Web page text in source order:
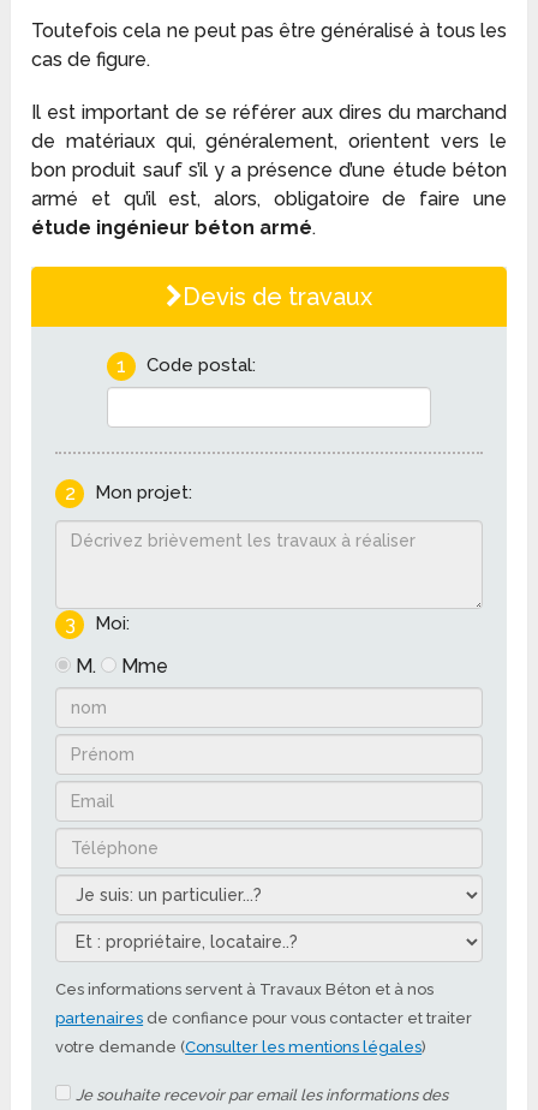
Toutefois cela ne peut pas être généralisé à tous les
cas de figure.
Il est important de se référer aux dires du marchand
de matériaux qui, généralement, orientent vers le
bon produit sauf s’il y a présence d’une étude béton
armé et qu’il est, alors, obligatoire de faire une
étude ingénieur béton armé.
Devis de travaux
1 Code postal:
2 Mon projet:
3 Moi:
M. Mme
Ces informations servent à Travaux Béton et à nos
partenaires de confiance pour vous contacter et traiter
votre demande (Consulter les mentions légales)
Je souhaite recevoir par email les informations des